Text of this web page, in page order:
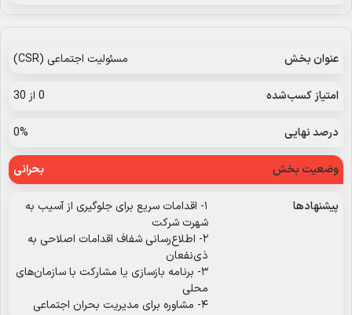
مسئولیت اجتماعی (CSR)
0 از 30
0%
بحرانی
۱- اقدامات سریع برای جلوگیری از آسیب به
شهرت شرکت
۲- اطلاع‌رسانی شفاف اقدامات اصلاحی به
ذی‌نفعان
۳- برنامه بازسازی یا مشارکت با سازمان‌های
محلی
۴- مشاوره برای مدیریت بحران اجتماعی